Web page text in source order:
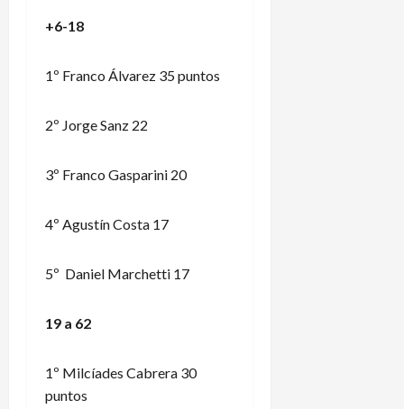
+6-18
1º Franco Álvarez 35 puntos
2º Jorge Sanz 22
3º Franco Gasparini 20
4º Agustín Costa 17
5º Daniel Marchetti 17
19 a 62
1º Milcíades Cabrera 30
puntos